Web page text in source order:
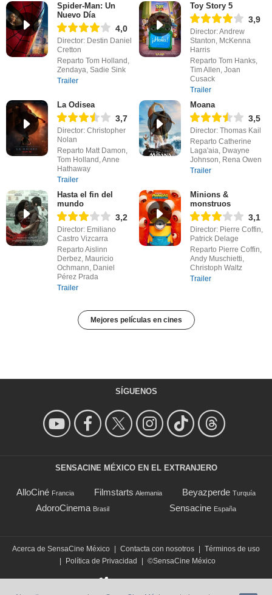
Spider-Man: Un
Nuevo Día
4,0
Director: Destin Daniel
Cretton
Reparto Tom Holland,
Zendaya, Sadie Sink
Trailer
Toy Story 5
3,9
Director: Andrew
Stanton, McKenna
Harris
Reparto Tom Hanks,
Tim Allen, Joan
Cusack
Trailer
La Odisea
3,7
Director: Christopher
Nolan
Reparto Matt Damon,
Tom Holland, Anne
Hathaway
Trailer
Moana
3,5
Director: Thomas Kail
Reparto Catherine
Laga'aia, Dwayne
Johnson, Rena Owen
Trailer
Hasta el fin del
mundo
3,2
Director: Emiliano
Castro Vizcarra
Reparto Aislinn
Derbez, Mauricio
Ochmann, Daniel
Pérez Prada
Trailer
Minions &
monstruos
3,1
Director: Pierre Coffin,
Patrick Delage
Reparto Pierre Coffin,
Andy Muschietti,
Christoph Waltz
Trailer
Mejores películas en cines
SÍGUENOS
SENSACINE MÉXICO EN EL EXTRANJERO
AlloCiné Francia Filmstarts Alemania Beyazperde Turquía
AdoroCinema Brasil Sensacine España
Acerca de SensaCine México | Contacta con nosotros | Términos de uso
|
Política de Privacidad | ©SensaCine México